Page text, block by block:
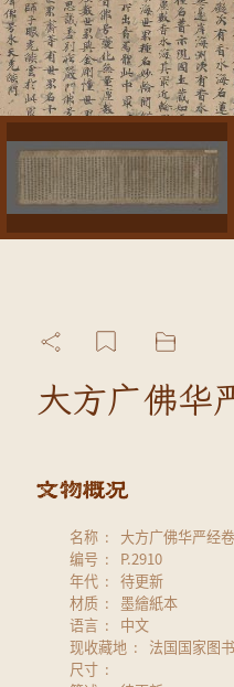
大方广佛华
名称
大方广佛华严经
编号
P.2910
年代
待更新
材质
墨繪紙本
语言
中文
现收藏地
法国国家图
尺寸